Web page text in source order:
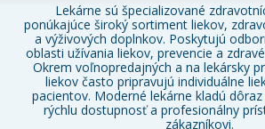
Lekárne sú špecializované
ponúkajúce široký sortiment liekov,
a výživových doplnkov. Poskytujú
oblasti užívania liekov, prevencie a
Okrem voľnopredajných a na lekársky
liekov často pripravujú individuálne
pacientov. Moderné lekárne kladú
rýchlu dostupnosť a profesionálny
zákazníkovi.